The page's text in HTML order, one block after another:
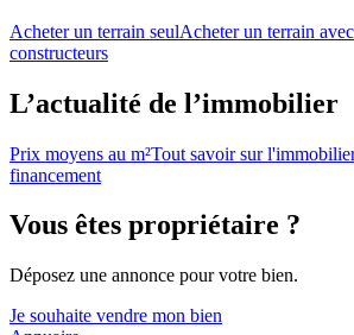
Acheter un terrain seulAcheter un terrain
constructeurs
L’actualité de l’immobilier
Prix moyens au m²Tout savoir sur
financement
Vous êtes propriétaire ?
Déposez une annonce pour votre bien.
Je souhaite vendre mon bien